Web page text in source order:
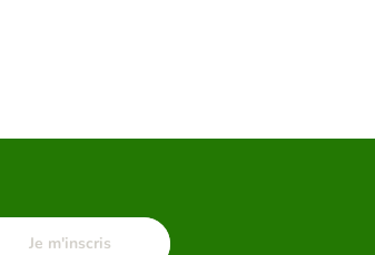
Je m'inscris